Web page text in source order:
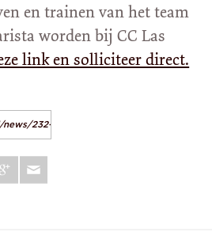
en trainen van het team
worden bij CC Las
link en solliciteer direct.